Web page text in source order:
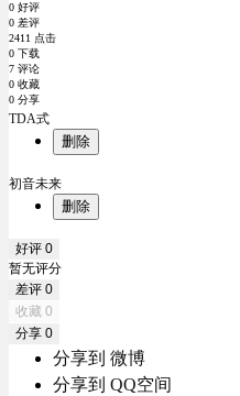
0 好评
0 差评
2411 点击
0 下载
7 评论
0 收藏
0 分享
TDA式
删除
初音未来
删除
好评 0
暂无评分
差评 0
收藏 0
分享 0
分享到 微博
分享到 QQ空间